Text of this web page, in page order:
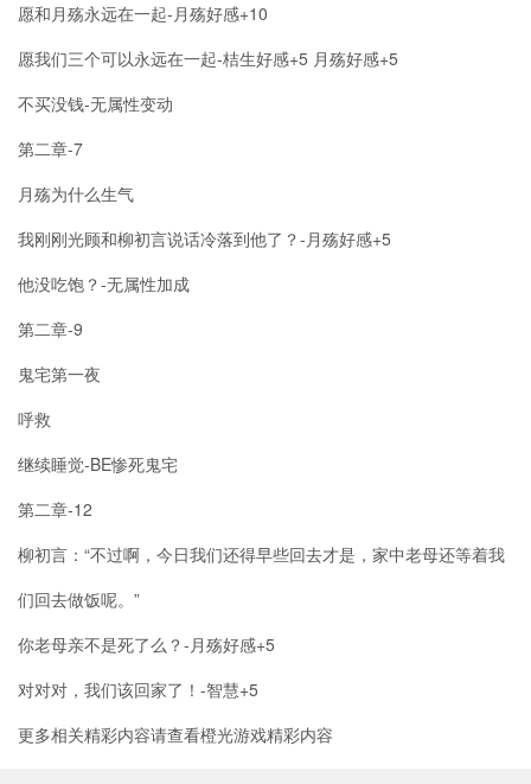
愿和月殇永远在一起-月殇好感+10
愿我们三个可以永远在一起-桔生好感+5 月殇好感+5
不买没钱-无属性变动
第二章-7
月殇为什么生气
我刚刚光顾和柳初言说话冷落到他了？-月殇好感+5
他没吃饱？-无属性加成
第二章-9
鬼宅第一夜
呼救
继续睡觉-BE惨死鬼宅
第二章-12
柳初言：“不过啊，今日我们还得早些回去才是，家中老母还等着我
们回去做饭呢。”
你老母亲不是死了么？-月殇好感+5
对对对，我们该回家了！-智慧+5
更多相关精彩内容请查看橙光游戏精彩内容